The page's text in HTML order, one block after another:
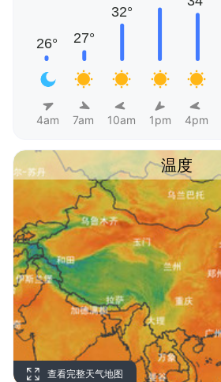
4am 7am 10am 1pm 4pm
温度
查看完整天气地图